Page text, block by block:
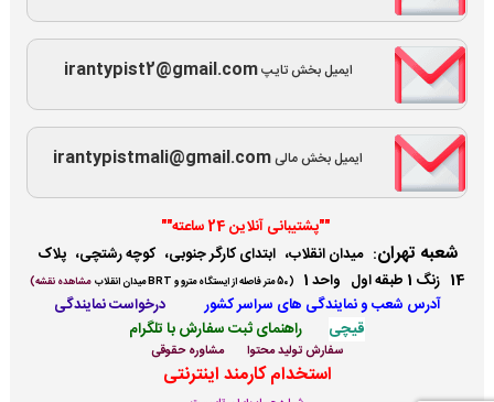
ایمیل بخش تایپirantypist2@gmail.com
ایمیل بخش مالیirantypistmali@gmail.com
""پشتیبانی آنلاین 24 ساعته""
شعبه تهران: میدان انقلاب، ابتدای کارگر جنوبی، کوچه رشتچی، پلاک
14 زنگ 1 طبقه اول واحد 1
(50 متر فاصله از ایستگاه مترو و BRT میدان انقلاب مشاهده نقشه)
آدرس شعب و نمایندگی های سراسر کشور
درخواست نمایندگی
قیچی
راهنمای ثبت سفارش با تلگرام
سفارش تولید محتوا مشاوره حقوقی
استخدام کارمند اینترنتی